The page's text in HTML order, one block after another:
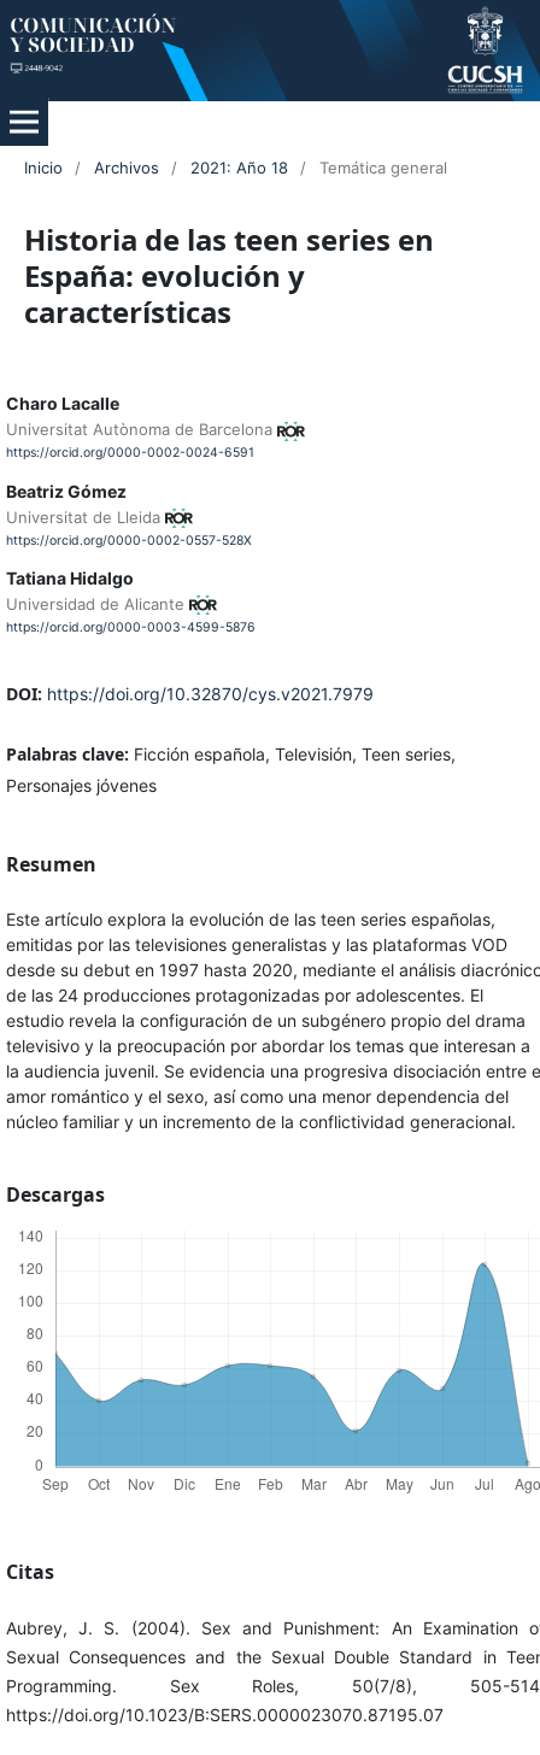
Inicio / Archivos / 2021: Año 18 / Temática general
Historia de las teen series en
España: evolución y
características
Charo Lacalle
Universitat Autònoma de Barcelona
https://orcid.org/0000-0002-0024-6591
Beatriz Gómez
Universitat de Lleida
https://orcid.org/0000-0002-0557-528X
Tatiana Hidalgo
Universidad de Alicante
https://orcid.org/0000-0003-4599-5876
DOI: https://doi.org/10.32870/cys.v2021.7979
Palabras clave: Ficción española, Televisión, Teen series,
Personajes jóvenes
Resumen
Este artículo explora la evolución de las teen series españolas,
emitidas por las televisiones generalistas y las plataformas VOD
desde su debut en 1997 hasta 2020, mediante el análisis
de las 24 producciones protagonizadas por adolescentes. El
estudio revela la configuración de un subgénero propio del drama
televisivo y la preocupación por abordar los temas que interesan a
la audiencia juvenil. Se evidencia una progresiva disociación entre
amor romántico y el sexo, así como una menor dependencia del
núcleo familiar y un incremento de la conflictividad generacional.
Descargas
Citas
Aubrey, J. S. (2004). Sex and Punishment: An Examination
Sexual Consequences and the Sexual Double Standard in
Programming. Sex Roles, 50(7/8), 505-
https://doi.org/10.1023/B:SERS.0000023070.87195.07